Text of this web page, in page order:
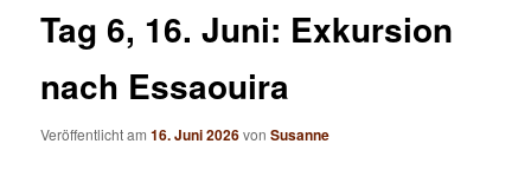
Tag 6, 16. Juni: Exkursion
nach Essaouira
Veröffentlicht am16. Juni 2026vonSusanne